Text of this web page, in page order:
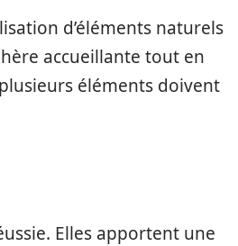
d’éléments naturels
accueillante tout en
éléments doivent
Elles apportent une